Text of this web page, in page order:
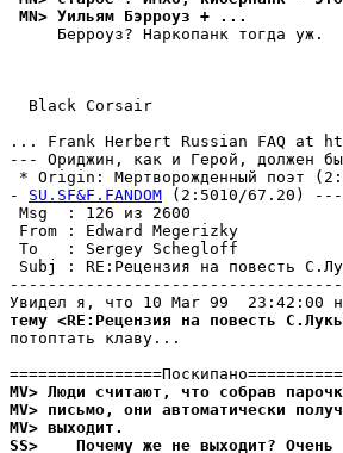
MN> Уильям Бэрроуз + ...
     Берроуз? Наркопанк тогда уж.
  Black Corsair
... Frank Herbert Russian FAQ at
--- Ориджин, как и Герой, должен
* Origin: Mеpтвоpожденный поэт
- SU.SF&F.FANDOM (2:5010/
Msg  :
From : Edward Megerizky
To   : Sergey Schegloff
Subj : RE:Рецензия на
тему <RE:Рецензия на повесть
потоптать клаву...
MV> Люди считают, что собрав
MV> письмо, они автоматически
MV> выходит.
SS>    Почему же не выходит?